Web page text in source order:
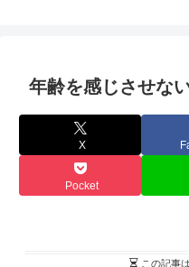
年齢を感じさせな
X
Pocket
この記事は